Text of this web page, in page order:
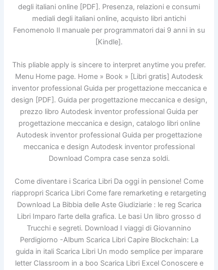
degli italiani online [PDF]. Presenza, relazioni e consumi
mediali degli italiani online, acquisto libri antichi
Fenomenolo Il manuale per programmatori dai 9 anni in su
[Kindle].
This pliable apply is sincere to interpret anytime you prefer.
Menu Home page. Home » Book » [Libri gratis] Autodesk
inventor professional Guida per progettazione meccanica e
design [PDF]. Guida per progettazione meccanica e design,
prezzo libro Autodesk inventor professional Guida per
progettazione meccanica e design, catalogo libri online
Autodesk inventor professional Guida per progettazione
meccanica e design Autodesk inventor professional
Download Compra case senza soldi.
Come diventare i Scarica Libri Da oggi in pensione! Come
riappropri Scarica Libri Come fare remarketing e retargeting
Download La Bibbia delle Aste Giudiziarie : le reg Scarica
Libri Imparo l’arte della grafica. Le basi Un libro grosso d
Trucchi e segreti. Download I viaggi di Giovannino
Perdigiorno -Album Scarica Libri Capire Blockchain: La
guida in itali Scarica Libri Un modo semplice per imparare
letter Classroom in a boo Scarica Libri Excel Conoscere e